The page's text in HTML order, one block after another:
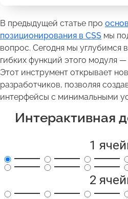
В предыдущей статье про
позиционирования в CSS мы
вопрос. Сегодня мы углубимся
гибких функций этого модуля
Этот инструмент открывает
разработчиков, позволяя
интерфейсы с минимальными
Интерактивная
1
2